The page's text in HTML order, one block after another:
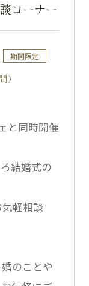
コーナー
期間限定
）
と同時開催
結婚式の
軽相談
のことや